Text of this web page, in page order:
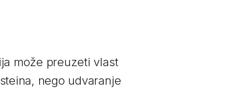
može preuzeti vlast
nego udvaranje